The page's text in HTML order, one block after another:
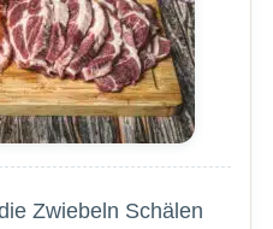
Zwiebeln Schälen